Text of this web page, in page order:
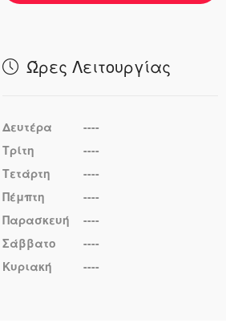
Ώρες Λειτουργίας
Δευτέρα
----
Τρίτη
----
Τετάρτη
----
Πέμπτη
----
Παρασκευή
----
Σάββατο
----
Κυριακή
----